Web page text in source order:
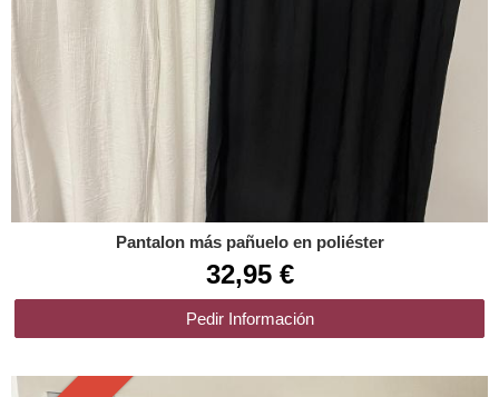
Pantalon más pañuelo en poliéster
32,95 €
Pedir Información